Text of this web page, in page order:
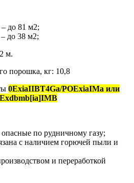
до 81 м2;
до 38 м2;
м.
порошка, кг: 10,8
0ExiaIIBT4Ga/POExiaIMa или
по рудничному газу;
с наличием горючей пыли и
и переработкой